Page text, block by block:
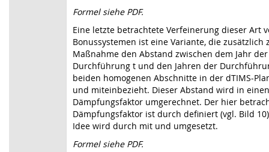
Formel siehe PDF.
Eine letzte betrachtete Verfeinerung dieser Art
Bonussystemen ist eine Variante, die zusätzlich
Maßnahme den Abstand zwischen dem Jahr der
Durchführung t und den Jahren der
beiden homogenen Abschnitte in der dTIMS-
und miteinbezieht. Dieser Abstand wird in einen
Dämpfungsfaktor umgerechnet. Der hier
Dämpfungsfaktor ist durch definiert (vgl. Bild
Idee wird durch mit und umgesetzt.
Formel siehe PDF.